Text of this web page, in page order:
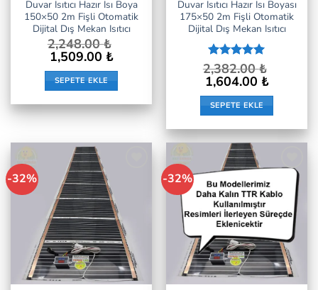
Duvar Isıtıcı Hazır Isı Boya
150×50 2m Fişli Otomatik
Dijital Dış Mekan Isıtıcı
2,248.00₺
Orijinal
fiyat:
2,248.00 ₺.
1,509.00 ₺andaki
fiyat:
SEPETE EKLE
Duvar Isıtıcı Hazır Isı Boyası
175×50 2m Fişli Otomatik
Dijital Dış Mekan Isıtıcı
5 üzerinden
5 oy aldı
2,382.00₺
Orijinal
fiyat:
2,382.00 ₺.
1,604.00 ₺andaki
fiyat:
SEPETE EKLE
-32% -32%
Listeme
Ekle